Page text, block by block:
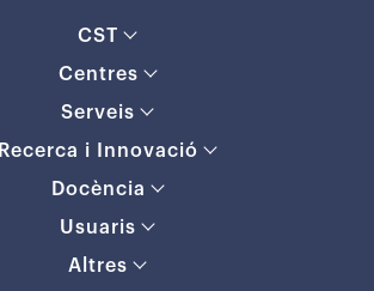
CST
Centres
Serveis
Recerca i Innovació
Docència
Usuaris
Altres